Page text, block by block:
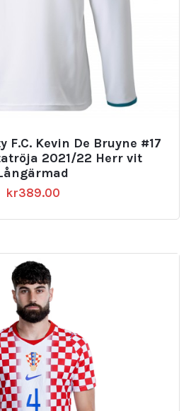
F.C. Kevin De Bruyne #17
2021/22 Herr vit
kr389.00